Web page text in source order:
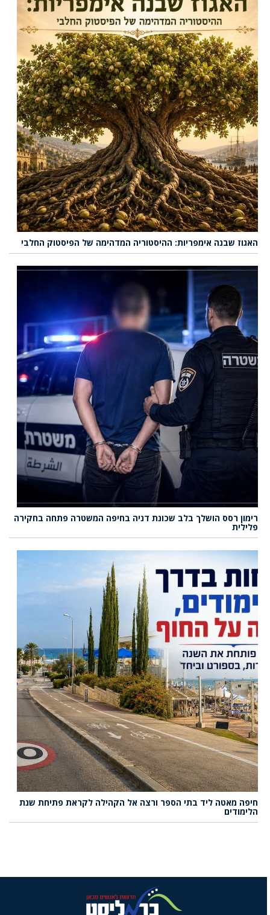
האגוז שבנה אימפריות: ההיסטוריה המדהימה של הפיסטוק החלבי
רימון רסס הושלך בלב שכונת דניה בחיפה המשטרה פתחה בחקירה
פלילית
חיפה מאטה ליד בתי הספר ורצה אל הקהילה לקראת פתיחת שנת
הלימודים